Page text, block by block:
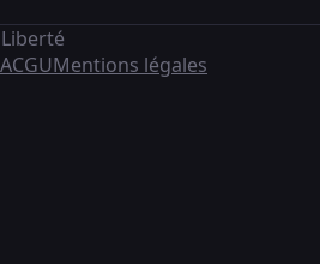
CGUMentions légales